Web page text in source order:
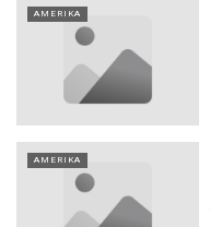
AMERIKA
AMERIKA